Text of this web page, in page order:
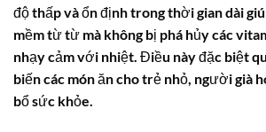
độ thấp và ổn định trong thời gian dài
mềm từ từ mà không bị phá hủy các
nhạy cảm với nhiệt. Điều này đặc biệt
biến các món ăn cho trẻ nhỏ, người già
bổ sức khỏe.